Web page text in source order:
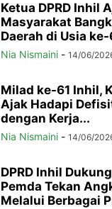
Ketua DPRD Inhil
Masyarakat
Daerah di Usia ke-
Nia Nismaini - 14/06/
Milad ke-61 Inhil,
Ajak Hadapi
dengan Kerja...
Nia Nismaini - 14/06/
DPRD Inhil
Pemda Tekan
Melalui Berbagai